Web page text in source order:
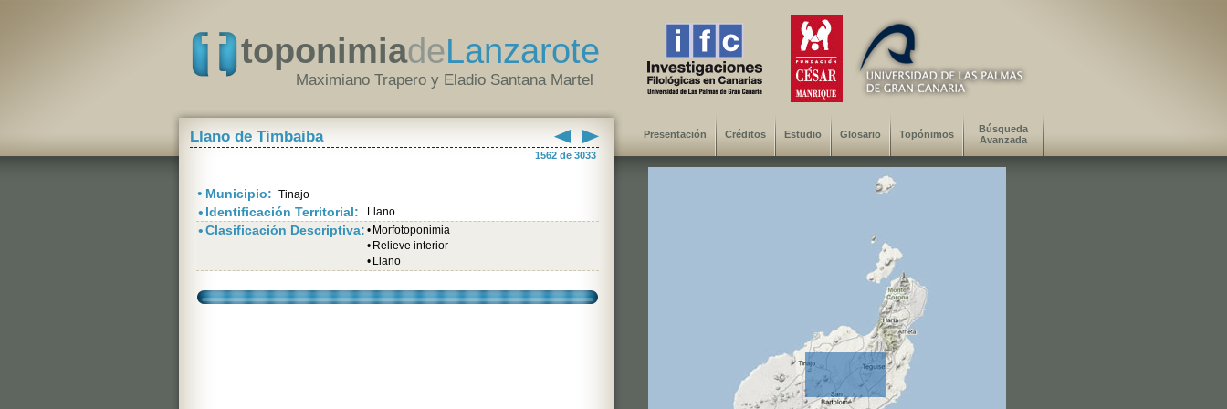
toponimiadeLanzarote
Maximiano Trapero y Eladio Santana Martel
Llano de Timbaiba
1562 de 3033
• Municipio: Tinajo
• Identificación Territorial: Llano
•Clasificación Descriptiva: • Morfotoponimia
• Relieve interior
• Llano
Presentación Créditos Estudio Glosario Topónimos
Búsqueda
Avanzada